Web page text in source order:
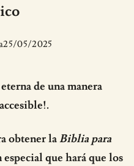
25/05/2025
de una manera
obtener laBiblia para
especial que hará que los